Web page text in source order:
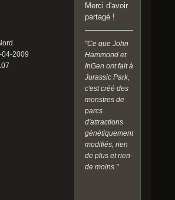
04-2009
Merci d'avoir
partagé !
"Ce que John
Hammond et
InGen ont fait à
Jurassic Park,
c'est créé des
monstres de
parcs
d'attractions
génétiquement
modifiés, rien
de plus et rien
de moins."